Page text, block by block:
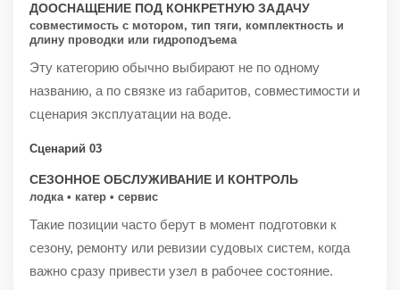
ДООСНАЩЕНИЕ ПОД КОНКРЕТНУЮ ЗАДАЧУ
совместимость с мотором, тип тяги, комплектность и
длину проводки или гидроподъема
Эту категорию обычно выбирают не по одному
названию, а по связке из габаритов, совместимости и
сценария эксплуатации на воде.
Сценарий 03
СЕЗОННОЕ ОБСЛУЖИВАНИЕ И КОНТРОЛЬ
лодка • катер • сервис
Такие позиции часто берут в момент подготовки к
сезону, ремонту или ревизии судовых систем, когда
важно сразу привести узел в рабочее состояние.